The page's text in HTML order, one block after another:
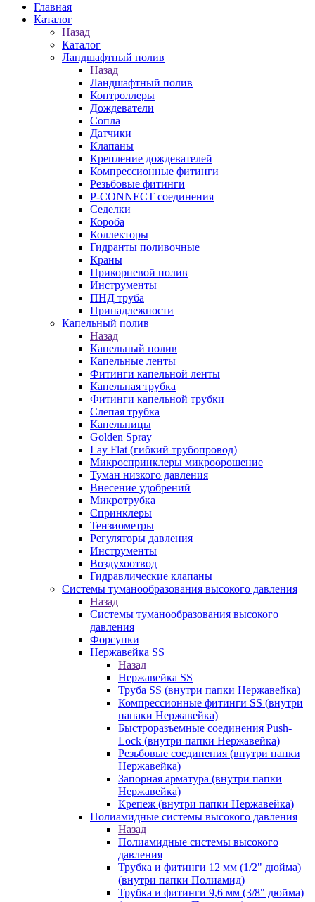
Главная
Каталог
Назад
Каталог
Ландшафтный полив
Назад
Ландшафтный полив
Контроллеры
Дождеватели
Сопла
Датчики
Клапаны
Крепление дождевателей
Компрессионные фитинги
Резьбовые фитинги
P-CONNECT соединения
Седелки
Короба
Коллекторы
Гидранты поливочные
Краны
Прикорневой полив
Инструменты
ПНД труба
Принадлежности
Капельный полив
Назад
Капельный полив
Капельные ленты
Фитинги капельной ленты
Капельная трубка
Фитинги капельной трубки
Слепая трубка
Капельницы
Golden Spray
Lay Flat (гибкий трубопровод)
Микроспринклеры микроорошение
Туман низкого давления
Внесение удобрений
Микротрубка
Спринклеры
Тензиометры
Регуляторы давления
Инструменты
Воздухоотвод
Гидравлические клапаны
Системы туманообразования высокого давления
Назад
Системы туманообразования высокого
давления
Форсунки
Нержавейка SS
Назад
Нержавейка SS
Труба SS (внутри папки Нержавейка)
Компрессионные фитинги SS (внутри
папаки Нержавейка)
Быстроразъемные соединения Push-
Lock (внутри папки Нержавейка)
Резьбовые соединения (внутри папки
Нержавейка)
Запорная арматура (внутри папки
Нержавейка)
Крепеж (внутри папки Нержавейка)
Полиамидные системы высокого давления
Назад
Полиамидные системы высокого
давления
Трубка и фитинги 12 мм (1/2" дюйма)
(внутри папки Полиамид)
Трубка и фитинги 9,6 мм (3/8" дюйма)